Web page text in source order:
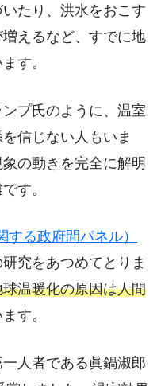
たり、洪水をおこす
えるなど、すでに地
す。
プ氏のように、温室
信じない人もいま
の動きを完全に解明
す。
る政府間パネル）
究をあつめてとりま
球温暖化の原因は人間
す。
人者である眞鍋淑郎